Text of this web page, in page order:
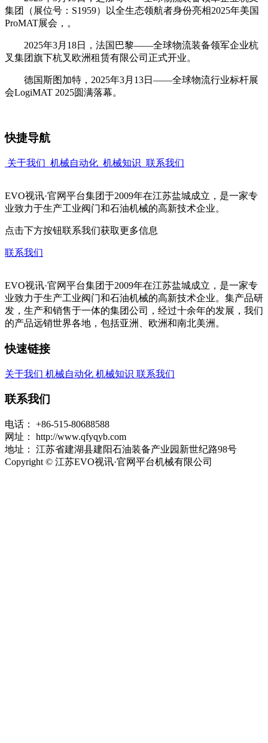
集团（展位号：S1959）以全生态领航者身份亮相2025年美国
ProMAT展会，。
2025年3月18日，法国巴黎——全球物流装备领军企业杭
叉集团旗下杭叉欧洲租赁有限公司正式开业。
德国斯图加特，2025年3月13日——全球物流行业标杆展
会LogiMAT 2025圆满落幕。
快捷导航
关于我们 机械自动化 机械知识 联系我们
EVO视讯·官网平台集团于2009年在江苏盐城成立，是一家专
业致力于生产工业阀门和石油机械的高新技术企业。
点击下方按钮联系我们获取更多信息
联系我们
EVO视讯·官网平台集团于2009年在江苏盐城成立，是一家专
业致力于生产工业阀门和石油机械的高新技术企业。集产品研
发，生产和销售于一体的集团公司，经过十余年的发展，我们
的产品远销世界各地，包括亚洲、欧洲和南北美洲。
快速链接
关于我们 机械自动化 机械知识 联系我们
联系我们
电话：
+86-515-80688588
网址：
http://www.qfyqyb.com
地址：
江苏省建湖县建阳石油装备产业园新世纪路98号
Copyright © 江苏EVO视讯·官网平台机械有限公司